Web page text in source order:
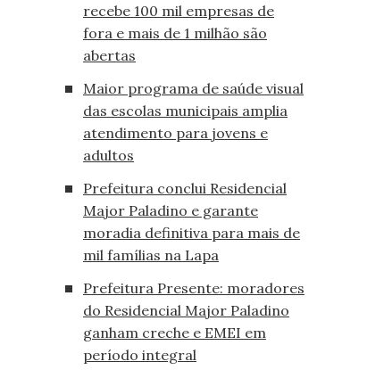
recebe 100 mil empresas de
fora e mais de 1 milhão são
abertas
Maior programa de saúde visual
das escolas municipais amplia
atendimento para jovens e
adultos
Prefeitura conclui Residencial
Major Paladino e garante
moradia definitiva para mais de
mil famílias na Lapa
Prefeitura Presente: moradores
do Residencial Major Paladino
ganham creche e EMEI em
período integral